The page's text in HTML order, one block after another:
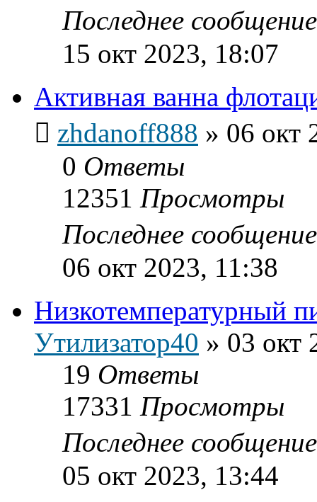
Последнее
15 окт 2023, 18:07
Активная ванна
zhdanoff888 » 06 окт
0 Ответы
12351 Просмотры
Последнее
06 окт 2023, 11:38
Низкотемпературный
Утилизатор40 » 03 окт
19 Ответы
17331 Просмотры
Последнее
05 окт 2023, 13:44